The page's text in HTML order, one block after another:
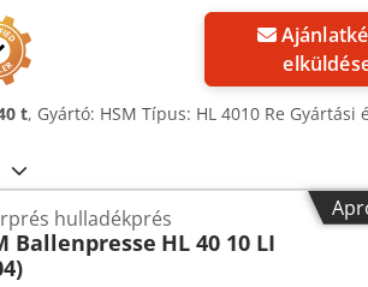
Ajánlatkérés
t, Gyártó: HSM Típus: HL 4010 Re Gyártási
hulladékprés
Ballenpresse HL 40 10 LI